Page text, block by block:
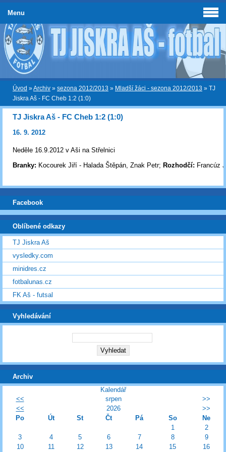
Úvod »Archiv » sezona 2012/2013 » Mladší žáci - sezona 2012/2013 » TJ
Jiskra Aš - FC Cheb 1:2 (1:0)
TJ Jiskra Aš - FC Cheb 1:2 (1:0)
16. 9. 2012
Neděle 16.9.2012 v Aši na Střelnici
Branky: Kocourek Jiří - Halada Štěpán, Znak Petr; Rozhodčí: Francúz
Menu
Facebook
Oblíbené odkazy
TJ Jiskra Aš
vysledky.com
minidres.cz
fotbalunas.cz
FK Aš - futsal
Vyhledávání
Archiv
Kalendář
<<
srpen
>>
<<
2026
>>
Po
Út St Čt Pá So
Ne
1
2
3
4 5 6 7 8
9
10
11 12 13 14 15 16